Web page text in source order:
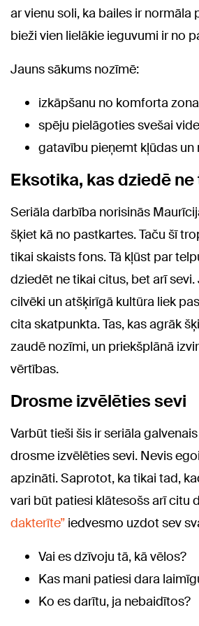
ar vienu soli, ka bailes ir normāla
bieži vien lielākie ieguvumi ir no
Jauns sākums nozīmē:
izkāpšanu no komforta
spēju pielāgoties svešai
gatavību pieņemt kļūdas un
Eksotika, kas dziedē
Seriāla darbība norisinās
šķiet kā no pastkartes. Taču šī
tikai skaists fons. Tā kļūst par
dziedēt ne tikai citus, bet arī
cilvēki un atšķirīgā kultūra liek
cita skatpunkta. Tas, kas agrāk
zaudē nozīmi, un priekšplānā
vērtības.
Drosme izvēlēties sevi
Varbūt tieši šis ir seriāla
drosme izvēlēties sevi. Nevis
apzināti. Saprotot, ka tikai tad,
vari būt patiesi klātesošs arī citu
dakterīte” iedvesmo uzdot sev
Vai es dzīvoju tā, kā vēlos?
Kas mani patiesi dara
Ko es darītu, ja nebaidītos?